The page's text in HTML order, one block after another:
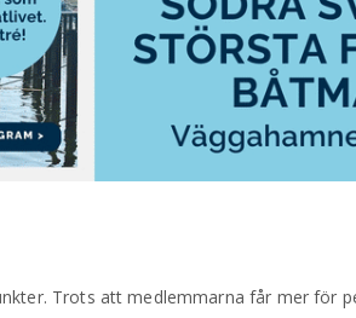
Trots att medlemmarna får mer för